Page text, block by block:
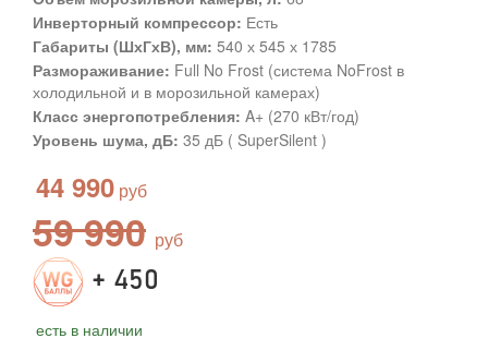
Инверторный компрессор: Есть
Габариты (ШхГхВ), мм: 540 х 545 х 1785
Размораживание: Full No Frost (система NoFrost в
холодильной и в морозильной камерах)
Класс энергопотребления: A+ (270 кВт/год)
Уровень шума, дБ: 35 дБ ( SuperSilent )
44 990
59 990
+ 450
есть в наличии